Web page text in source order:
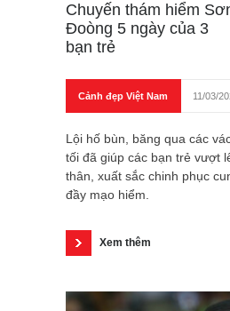
Chuyến thám hiểm
Đoòng 5 ngày của 3
bạn trẻ
Cảnh đẹp Việt Nam 11/03/
Lội hố bùn, băng qua các
tối đã giúp các bạn trẻ vượt
thân, xuất sắc chinh phục
đầy mạo hiểm.
Xem thêm